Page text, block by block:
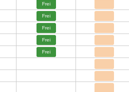
Frei
Frei
Frei
Frei
Frei